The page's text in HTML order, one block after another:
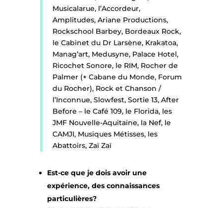
Musicalarue, l’Accordeur,
Amplitudes, Ariane Productions,
Rockschool Barbey, Bordeaux Rock,
le Cabinet du Dr Larsène, Krakatoa,
Manag’art, Medusyne, Palace Hotel,
Ricochet Sonore, le RIM, Rocher de
Palmer (+ Cabane du Monde, Forum
du Rocher), Rock et Chanson /
l’Inconnue, Slowfest, Sortie 13, After
Before – le Café 109, le Florida, les
JMF Nouvelle-Aquitaine, la Nef, le
CAMJI, Musiques Métisses, les
Abattoirs, Zaï Zaï
Est-ce que je dois avoir une
expérience, des connaissances
particulières?